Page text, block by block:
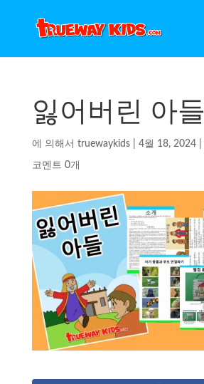
잃어버린 아들
에 의해서 truewaykids| 4월 18, 2024|
코멘트 0개